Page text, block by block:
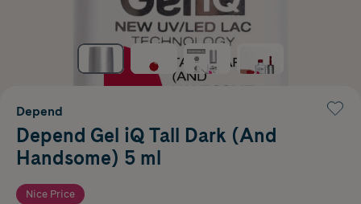
Depend
Depend Gel iQ Tall Dark (And
Handsome) 5 ml
Nice Price